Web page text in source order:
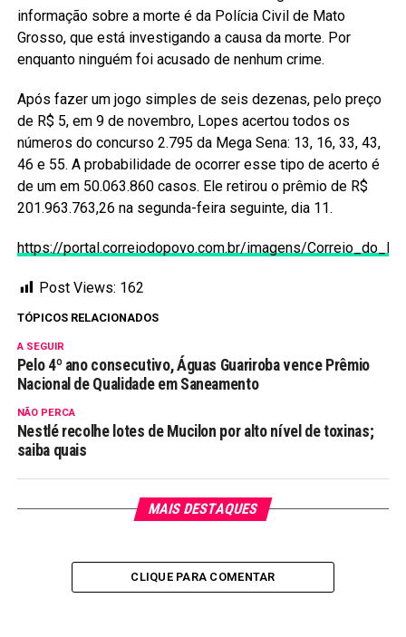
informação sobre a morte é da Polícia Civil de Mato
Grosso, que está investigando a causa da morte. Por
enquanto ninguém foi acusado de nenhum crime.
Após fazer um jogo simples de seis dezenas, pelo preço
de R$ 5, em 9 de novembro, Lopes acertou todos os
números do concurso 2.795 da Mega Sena: 13, 16, 33, 43,
46 e 55. A probabilidade de ocorrer esse tipo de acerto é
de um em 50.063.860 casos. Ele retirou o prêmio de R$
201.963.763,26 na segunda-feira seguinte, dia 11.
https://portal.correiodopovo.com.br/imagens/
Post Views: 162
TÓPICOS RELACIONADOS
A SEGUIR
Pelo 4º ano consecutivo, Águas Guariroba vence Prêmio
Nacional de Qualidade em Saneamento
NÃO PERCA
Nestlé recolhe lotes de Mucilon por alto nível de toxinas;
saiba quais
MAIS DESTAQUES
CLIQUE PARA COMENTAR